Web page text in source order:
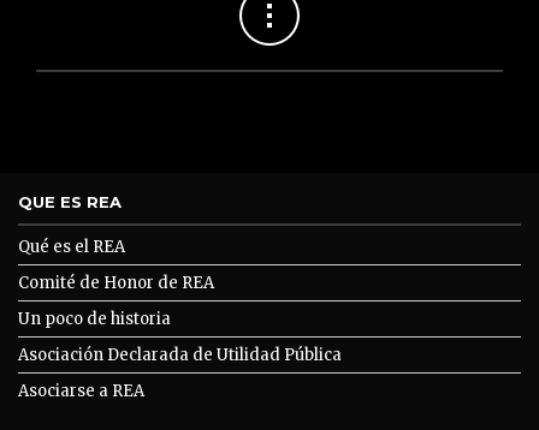
QUE ES REA
Qué es el REA
Comité de Honor de REA
Un poco de historia
Asociación Declarada de Utilidad Pública
Asociarse a REA